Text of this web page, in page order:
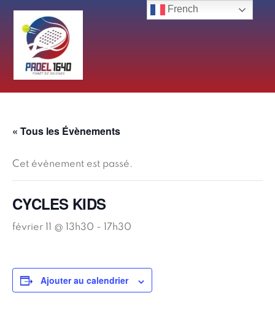
content
« Tous les Évènements
Cet évènement est passé.
CYCLES KIDS
février 11 @ 13h30 - 17h30
Ajouter au calendrier
French